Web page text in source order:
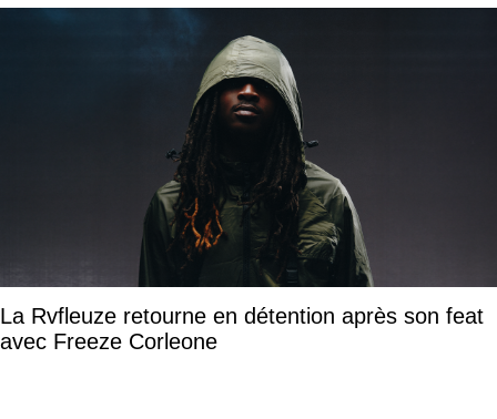
La Rvfleuze retourne en détention après son feat
avec Freeze Corleone